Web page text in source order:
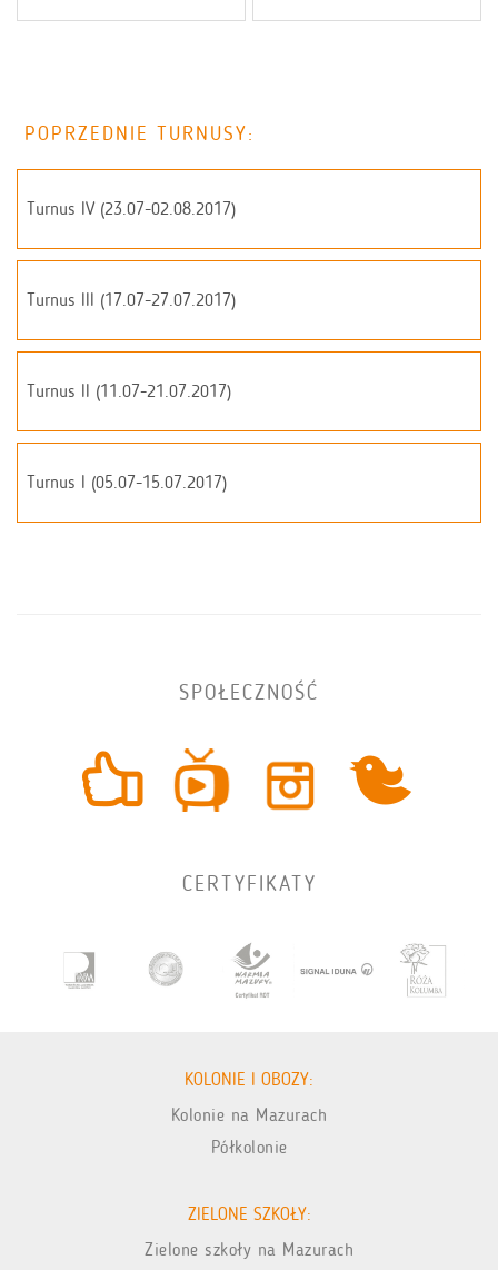
POPRZEDNIE TURNUSY:
Turnus IV (23.07-02.08.2017)
Turnus III (17.07-27.07.2017)
Turnus II (11.07-21.07.2017)
Turnus I (05.07-15.07.2017)
SPOŁECZNOŚĆ
CERTYFIKATY
KOLONIE I OBOZY:
Kolonie na Mazurach
Półkolonie
ZIELONE SZKOŁY:
Zielone szkoły na Mazurach